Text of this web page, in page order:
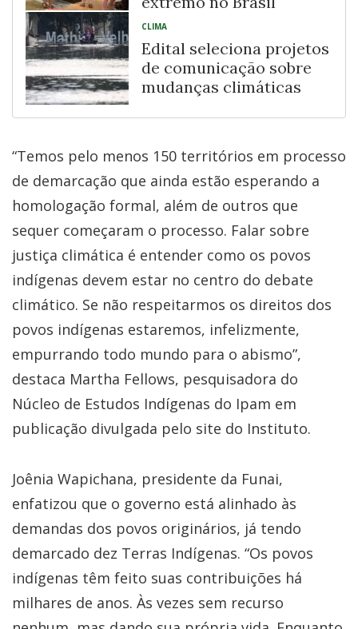
CLIMA
Edital seleciona projetos
de comunicação sobre
mudanças climáticas
“Temos pelo menos 150 territórios em processo
de demarcação que ainda estão esperando a
homologação formal, além de outros que
sequer começaram o processo. Falar sobre
justiça climática é entender como os povos
indígenas devem estar no centro do debate
climático. Se não respeitarmos os direitos dos
povos indígenas estaremos, infelizmente,
empurrando todo mundo para o abismo”,
destaca Martha Fellows, pesquisadora do
Núcleo de Estudos Indígenas do Ipam em
publicação divulgada pelo site do Instituto.
Joênia Wapichana, presidente da Funai,
enfatizou que o governo está alinhado às
demandas dos povos originários, já tendo
demarcado dez Terras Indígenas. “Os povos
indígenas têm feito suas contribuições há
milhares de anos. Às vezes sem recurso